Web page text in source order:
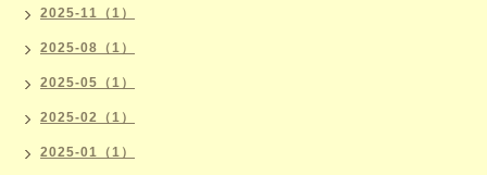
2025-11（1）
2025-08（1）
2025-05（1）
2025-02（1）
2025-01（1）